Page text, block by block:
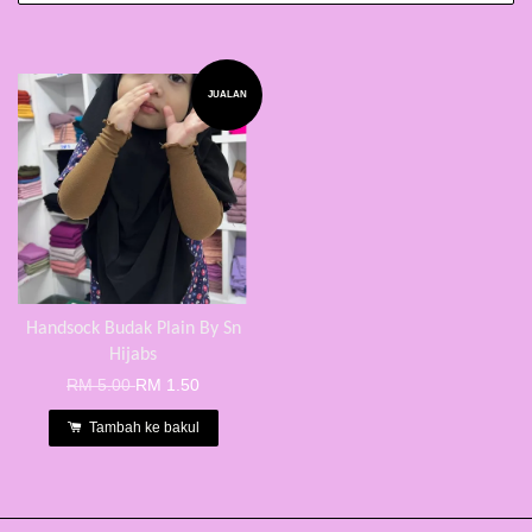
JUALAN
Handsock Budak Plain By Sn
Hijabs
RM 5.00RM 1.50
Tambah ke bakul